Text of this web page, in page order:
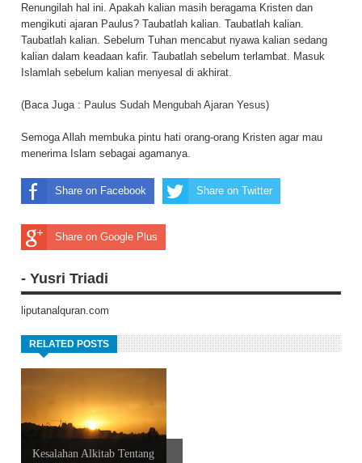
Renungilah hal ini. Apakah kalian masih beragama Kristen dan
mengikuti ajaran Paulus? Taubatlah kalian. Taubatlah kalian.
Taubatlah kalian. Sebelum Tuhan mencabut nyawa kalian sedang
kalian dalam keadaan kafir. Taubatlah sebelum terlambat. Masuk
Islamlah sebelum kalian menyesal di akhirat.
(Baca Juga : Paulus Sudah Mengubah Ajaran Yesus)
Semoga Allah membuka pintu hati orang-orang Kristen agar mau
menerima Islam sebagai agamanya.
Share on Facebook Share on Twitter
Share on Google Plus
- Yusri Triadi
liputanalquran.com
RELATED POSTS
Kesalahan Alkitab Tentang